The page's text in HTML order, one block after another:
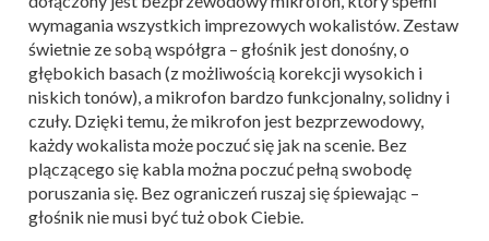
wymagania wszystkich imprezowych wokalistów. Zestaw
świetnie ze sobą współgra – głośnik jest donośny, o
głębokich basach (z możliwością korekcji wysokich i
niskich tonów), a mikrofon bardzo funkcjonalny, solidny i
czuły. Dzięki temu, że mikrofon jest bezprzewodowy,
każdy wokalista może poczuć się jak na scenie. Bez
plączącego się kabla można poczuć pełną swobodę
poruszania się. Bez ograniczeń ruszaj się śpiewając –
głośnik nie musi być tuż obok Ciebie.